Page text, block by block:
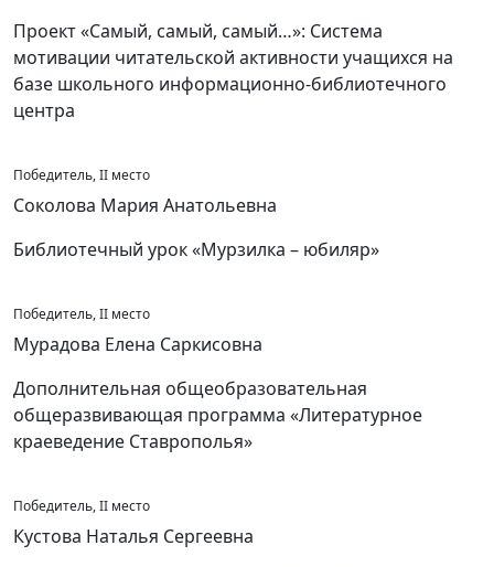
Проект «Самый, самый, самый…»: Система
мотивации читательской активности учащихся на
базе школьного информационно-библиотечного
центра
Победитель, II место
Соколова Мария Анатольевна
Библиотечный урок «Мурзилка – юбиляр»
Победитель, II место
Мурадова Елена Саркисовна
Дополнительная общеобразовательная
общеразвивающая программа «Литературное
краеведение Ставрополья»
Победитель, II место
Кустова Наталья Сергеевна